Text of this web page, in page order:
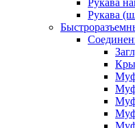
Рукава
Рукава